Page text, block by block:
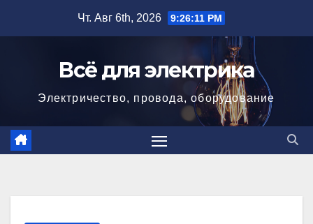
Чт. Авг 6th, 2026 9:26:12 PM
Всё для электрика
Электричество, провода, оборудование